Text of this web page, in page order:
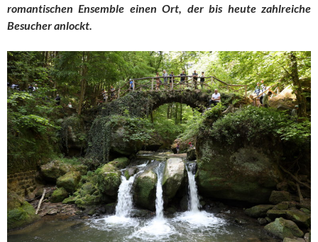
romantischen Ensemble einen Ort, der bis heute zahlreiche
Besucher anlockt.